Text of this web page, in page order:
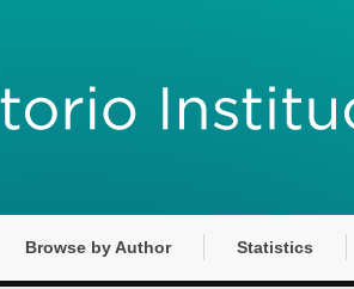
Browse by Author Statistics